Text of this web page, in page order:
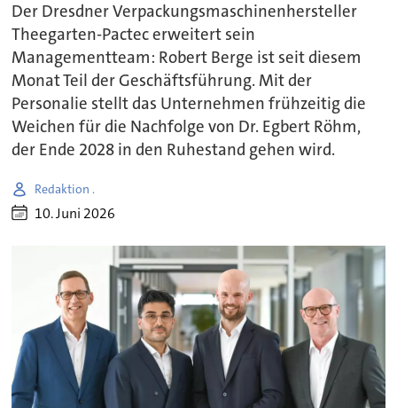
Der Dresdner Verpackungsmaschinenhersteller
Theegarten-Pactec erweitert sein
Managementteam: Robert Berge ist seit diesem
Monat Teil der Geschäftsführung. Mit der
Personalie stellt das Unternehmen frühzeitig die
Weichen für die Nachfolge von Dr. Egbert Röhm,
der Ende 2028 in den Ruhestand gehen wird.
Redaktion .
10. Juni 2026